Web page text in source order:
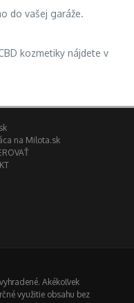
do vašej garáže.
kozmetiky nájdete v
na Milota.sk
Akékoľvek
využitie obsahu bez